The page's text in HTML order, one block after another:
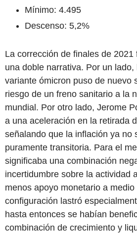
Mínimo: 4.495
Descenso: 5,2%
La corrección de finales de
una doble narrativa. Por un
variante ómicron puso de nuevo
riesgo de un freno sanitario a la
mundial. Por otro lado, Jerome
a una aceleración en la retirada
señalando que la inflación ya no
puramente transitoria. Para el
significaba una combinación
incertidumbre sobre la actividad
menos apoyo monetario a
configuración lastró
hasta entonces se habían
combinación de crecimiento y